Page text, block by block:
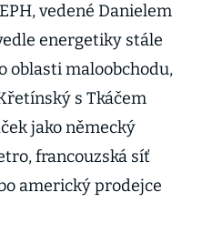
vedené Danielem
energetiky stále
oblasti maloobchodu,
s Tkáčem
jako německý
francouzská síť
americký prodejce